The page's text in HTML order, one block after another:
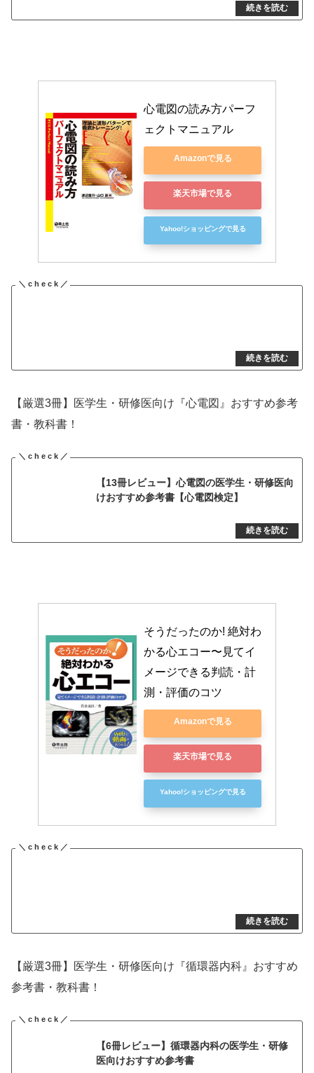
心電図の読み方パーフ
ェクトマニュアル
Amazonで見る
楽天市場で見る
Yahoo!ショッピングで見る
【厳選3冊】医学生・研修医向け『心電図』おすすめ参考
書・教科書！
【13冊レビュー】心電図の医学生・研修医向
けおすすめ参考書【心電図検定】
そうだったのか! 絶対わ
かる心エコー〜見てイ
メージできる判読・計
測・評価のコツ
Amazonで見る
楽天市場で見る
Yahoo!ショッピングで見る
【厳選3冊】医学生・研修医向け『循環器内科』おすすめ
参考書・教科書！
【6冊レビュー】循環器内科の医学生・研修
医向けおすすめ参考書